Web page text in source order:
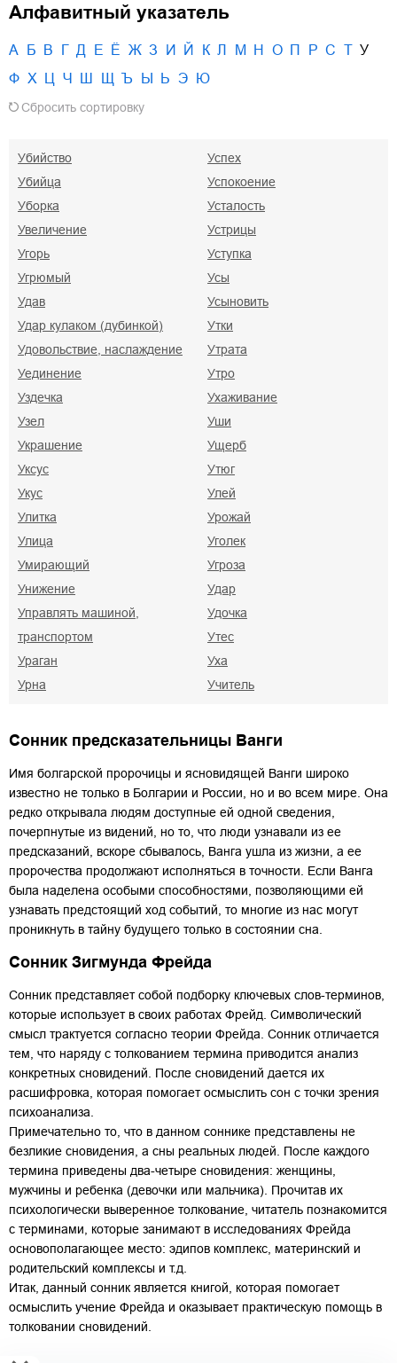
Алфавитный указатель
А Б В Г Д Е Ё Ж З И Й К Л М Н О П Р С Т У
Ф Х Ч Ъ Ы Ь Э Ю
Сбросить сортировку
Убийство
Убийца
Уборка
Увеличение
Угорь
Угрюмый
Удав
Удар кулаком (дубинкой)
Удовольствие, наслаждение
Уединение
Уздечка
Узел
Украшение
Уксус
Укус
Улитка
Улица
Умирающий
Унижение
Управлять машиной,
транспортом
Ураган
Урна
Успех
Успокоение
Усталость
Устрицы
Уступка
Усы
Усыновить
Утки
Утрата
Утро
Ухаживание
Уши
Ущерб
Утюг
Улей
Урожай
Уголек
Угроза
Удар
Удочка
Утес
Уха
Учитель
Сонник предсказательницы Ванги
Имя болгарской пророчицы и ясновидящей Ванги широко
известно не только в Болгарии и России, но и во всем мире. Она
редко открывала людям доступные ей одной сведения,
почерпнутые из видений, но то, что люди узнавали из ее
предсказаний, вскоре сбывалось, Ванга ушла из жизни, а ее
пророчества продолжают исполняться в точности. Если Ванга
была наделена особыми способностями, позволяющими ей
узнавать предстоящий ход событий, то многие из нас могут
проникнуть в тайну будущего только в состоянии сна.
Сонник Зигмунда Фрейда
Сонник представляет собой подборку ключевых слов-терминов,
которые использует в своих работах Фрейд. Cимволический
смысл трактуется согласно теории Фрейда. Сонник отличается
тем, что наряду с толкованием термина приводится анализ
конкретных сновидений. После сновидений дается их
расшифровка, которая помогает осмыслить сон с точки зрения
психоанализа.
Примечательно то, что в данном соннике представлены не
безликие сновидения, а сны реальных людей. После каждого
термина приведены два-четыре сновидения: женщины,
мужчины и ребенка (девочки или мальчика). Прочитав их
психологически выверенное толкование, читатель познакомится
с терминами, которые занимают в исследованиях Фрейда
основополагающее место: эдипов комплекс, материнский и
родительский комплексы и т.д.
Итак, данный сонник является книгой, которая помогает
осмыслить учение Фрейда и оказывает практическую помощь в
толковании сновидений.